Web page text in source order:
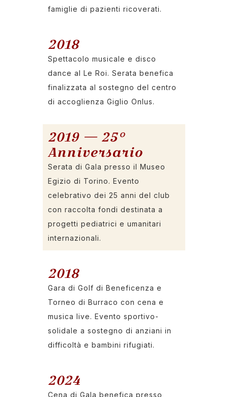
famiglie di pazienti ricoverati.
2018
Spettacolo musicale e disco
dance al Le Roi. Serata benefica
finalizzata al sostegno del centro
di accoglienza Giglio Onlus.
2019 — 25°
Anniversario
Serata di Gala presso il Museo
Egizio di Torino. Evento
celebrativo dei 25 anni del club
con raccolta fondi destinata a
progetti pediatrici e umanitari
internazionali.
2018
Gara di Golf di Beneficenza e
Torneo di Burraco con cena e
musica live. Evento sportivo-
solidale a sostegno di anziani in
difficoltà e bambini rifugiati.
2024
Cena di Gala benefica presso